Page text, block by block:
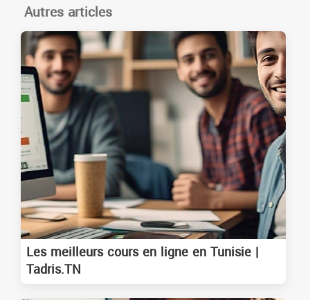
Autres articles
Les meilleurs cours en ligne en Tunisie |
Tadris.TN